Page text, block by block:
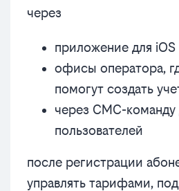
через
приложение для
офисы оператора,
помогут создать
через СМС-команду
пользователей
после регистрации
управлять тарифами,